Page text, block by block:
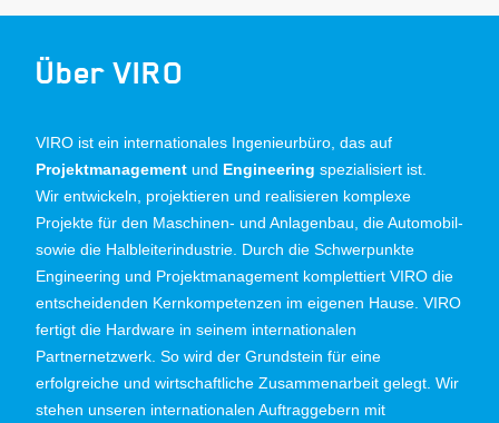
Über VIRO
VIRO ist ein internationales Ingenieurbüro, das auf
Projektmanagement und Engineering spezialisiert ist.
Wir entwickeln, projektieren und realisieren komplexe
Projekte für den Maschinen- und Anlagenbau, die Automobil-
sowie die Halbleiterindustrie. Durch die Schwerpunkte
Engineering und Projektmanagement komplettiert VIRO die
entscheidenden Kernkompetenzen im eigenen Hause. VIRO
fertigt die Hardware in seinem internationalen
Partnernetzwerk. So wird der Grundstein für eine
erfolgreiche und wirtschaftliche Zusammenarbeit gelegt. Wir
stehen unseren internationalen Auftraggebern mit